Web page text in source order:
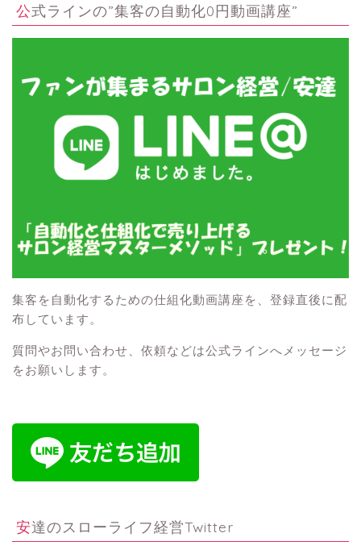
公式ラインの”集客の自動化0円動画講座”
集客を自動化するための仕組化動画講座を、登録直後に配
布しています。
質問やお問い合わせ、依頼などは公式ラインへメッセージ
をお願いします。
安達のスローライフ経営Twitter